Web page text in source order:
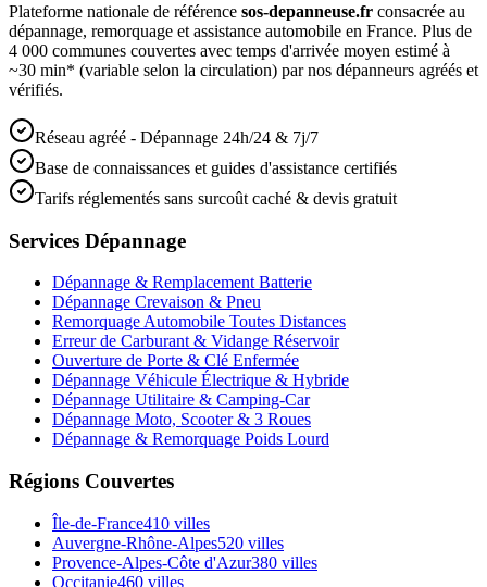
Plateforme nationale de référence sos-depanneuse.fr consacrée au
dépannage, remorquage et assistance automobile en France. Plus de
4 000 communes couvertes avec temps d'arrivée moyen estimé à
~30 min* (variable selon la circulation) par nos dépanneurs agréés et
vérifiés.
Réseau agréé - Dépannage 24h/24 & 7j/7
Base de connaissances et guides d'assistance certifiés
Tarifs réglementés sans surcoût caché & devis gratuit
Services Dépannage
Dépannage & Remplacement Batterie
Dépannage Crevaison & Pneu
Remorquage Automobile Toutes Distances
Erreur de Carburant & Vidange Réservoir
Ouverture de Porte & Clé Enfermée
Dépannage Véhicule Électrique & Hybride
Dépannage Utilitaire & Camping-Car
Dépannage Moto, Scooter & 3 Roues
Dépannage & Remorquage Poids Lourd
Régions Couvertes
Île-de-France410 villes
Auvergne-Rhône-Alpes520 villes
Provence-Alpes-Côte d'Azur380 villes
Occitanie460 villes